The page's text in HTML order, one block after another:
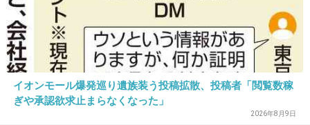
32. 匿名 2016/04/27(水) 18:24:08
メルカリに
今市さん着用サングラス同型紅の豚サングラス
で売れるな！
+265
イオンモール爆発巡り遺族装う投稿拡散、投稿者「閲覧数稼
ぎや承認欲求止まらなくなった」
2026年8月9日